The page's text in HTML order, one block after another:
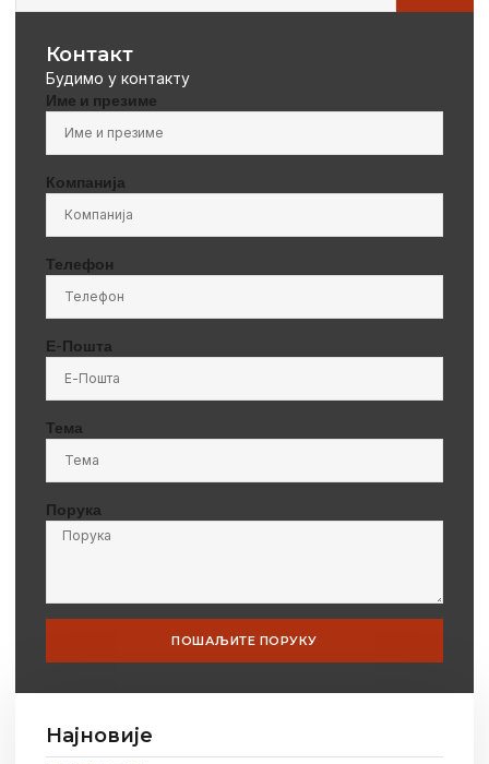
Контакт
Будимо у контакту
Име и презиме
Компанија
Телефон
Е-Пошта
Тема
Порука
ПОШАЉИТЕ ПОРУКУ
Најновије